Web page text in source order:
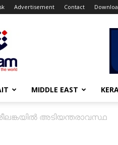
Advertisement Contact
MIDDLE EAST
അടിയന്തരാവസ്ഥ